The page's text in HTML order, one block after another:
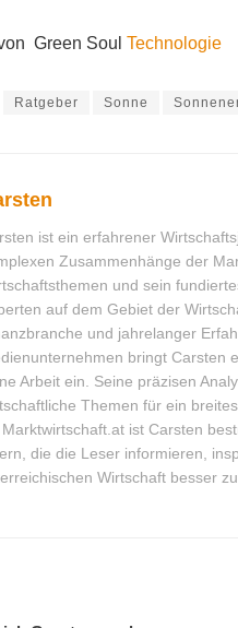
Green Soul Technologie
Ratgeber Sonne
ist ein erfahrener
Zusammenhänge der
und sein
auf dem Gebiet der
und jahrelanger
bringt Carsten
Arbeit ein. Seine präzisen
Themen für ein
ist Carsten
die die Leser informieren,
Wirtschaft besser